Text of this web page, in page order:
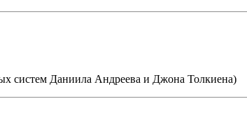
систем Даниила Андреева и Джона Толкиена)